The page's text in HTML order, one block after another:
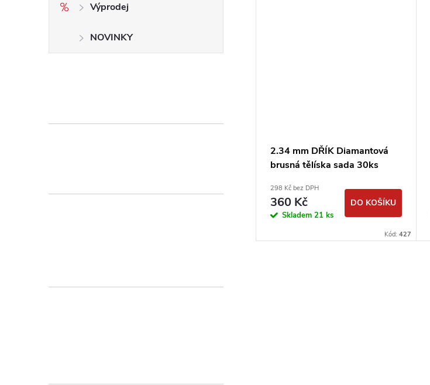
Výprodej
NOVINKY
2.34 mm DŘÍK Diamantová
brusná tělíska sada 30ks
298 Kč bez DPH
360 Kč
Skladem 21 ks
DO KOŠÍKU
Kód: 427